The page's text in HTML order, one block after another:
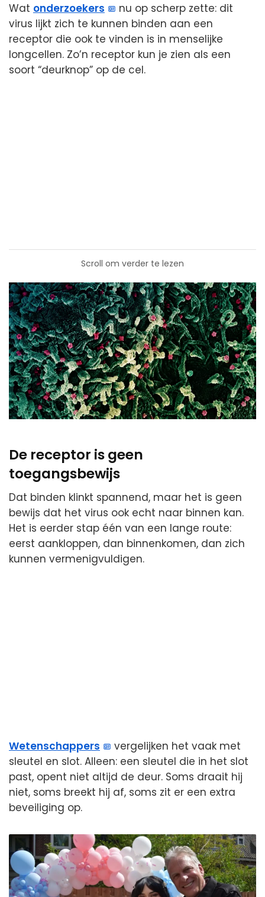
Wat onderzoekers
nu op scherp zette: dit
virus lijkt zich te kunnen binden aan een
receptor die ook te vinden is in menselijke
longcellen. Zo’n receptor kun je zien als een
soort “deurknop” op de cel.
Scroll om verder te lezen
De receptor is geen
toegangsbewijs
Dat binden klinkt spannend, maar het is geen
bewijs dat het virus ook echt naar binnen kan.
Het is eerder stap één van een lange route:
eerst aankloppen, dan binnenkomen, dan zich
kunnen vermenigvuldigen.
Wetenschappers
vergelijken het vaak met
sleutel en slot. Alleen: een sleutel die in het slot
past, opent niet altijd de deur. Soms draait hij
niet, soms breekt hij af, soms zit er een extra
beveiliging op.